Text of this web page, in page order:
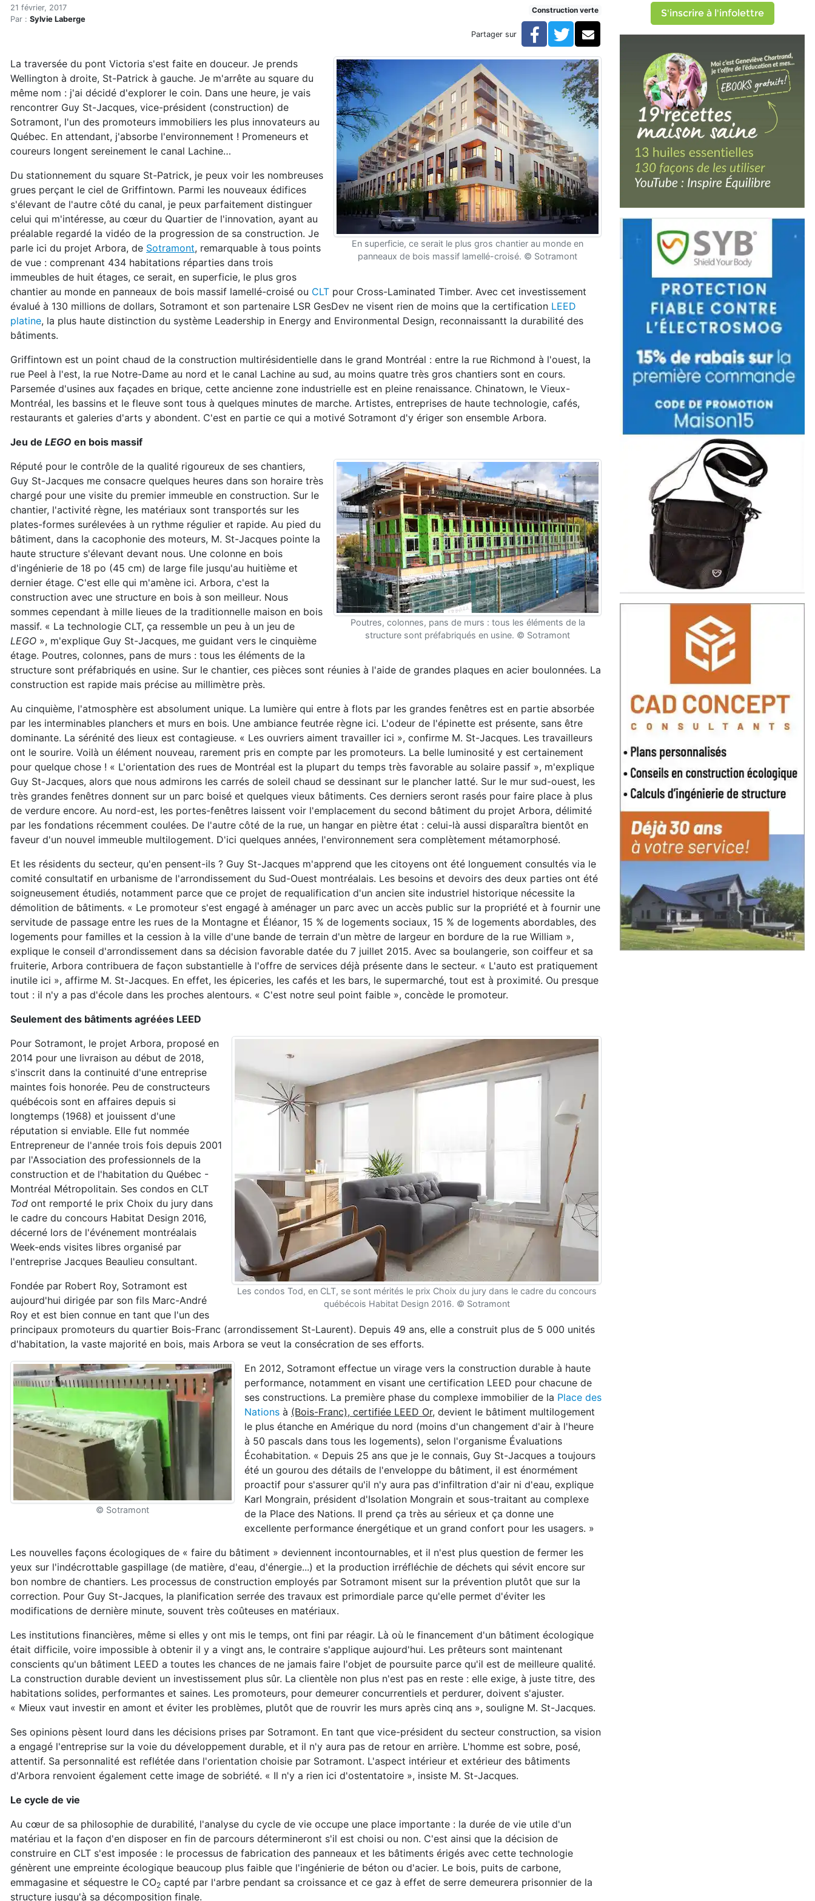
Accueil
Articles
Arbora : condos de huit étages en bois lamellé-croisé
Arbora : condos de huit étages en bois lamellé-croisé
21 février, 2017
Par : Sylvie Laberge
Construction verte
Partager sur Facebook
TwitterCourriel
En superficie, ce serait le plus gros chantier au monde en
panneaux de bois massif lamellé-croisé. © Sotramont
La traversée du pont Victoria s'est faite en douceur. Je prends
Wellington à droite, St-Patrick à gauche. Je m'arrête au square du
même nom : j'ai décidé d'explorer le coin. Dans une heure, je vais
rencontrer Guy St-Jacques, vice-président (construction) de
Sotramont, l'un des promoteurs immobiliers les plus innovateurs au
Québec. En attendant, j'absorbe l'environnement ! Promeneurs et
coureurs longent sereinement le canal Lachine…
Du stationnement du square St-Patrick, je peux voir les nombreuses
grues perçant le ciel de Griffintown. Parmi les nouveaux édifices
s'élevant de l'autre côté du canal, je peux parfaitement distinguer
celui qui m'intéresse, au cœur du Quartier de l'innovation, ayant au
préalable regardé la vidéo de la progression de sa construction. Je
parle ici du projet Arbora, de Sotramont, remarquable à tous points
de vue : comprenant 434 habitations réparties dans trois
immeubles de huit étages, ce serait, en superficie, le plus gros
chantier au monde en panneaux de bois massif lamellé-croisé ou CLT pour Cross-Laminated Timber. Avec cet investissement
évalué à 130 millions de dollars, Sotramont et son partenaire LSR GesDev ne visent rien de moins que la certification LEED
platine, la plus haute distinction du système Leadership in Energy and Environmental Design, reconnaissantt la durabilité des
bâtiments.
Griffintown est un point chaud de la construction multirésidentielle dans le grand Montréal : entre la rue Richmond à l'ouest, la
rue Peel à l'est, la rue Notre-Dame au nord et le canal Lachine au sud, au moins quatre très gros chantiers sont en cours.
Parsemée d'usines aux façades en brique, cette ancienne zone industrielle est en pleine renaissance. Chinatown, le Vieux-
Montréal, les bassins et le fleuve sont tous à quelques minutes de marche. Artistes, entreprises de haute technologie, cafés,
restaurants et galeries d'arts y abondent. C'est en partie ce qui a motivé Sotramont d'y ériger son ensemble Arbora.
Jeu de LEGO en bois massif
Poutres, colonnes, pans de murs : tous les éléments de la
structure sont préfabriqués en usine. © Sotramont
Réputé pour le contrôle de la qualité rigoureux de ses chantiers,
Guy St-Jacques me consacre quelques heures dans son horaire très
chargé pour une visite du premier immeuble en construction. Sur le
chantier, l'activité règne, les matériaux sont transportés sur les
plates-formes surélevées à un rythme régulier et rapide. Au pied du
bâtiment, dans la cacophonie des moteurs, M. St-Jacques pointe la
haute structure s'élevant devant nous. Une colonne en bois
d'ingénierie de 18 po (45 cm) de large file jusqu'au huitième et
dernier étage. C'est elle qui m'amène ici. Arbora, c'est la
construction avec une structure en bois à son meilleur. Nous
sommes cependant à mille lieues de la traditionnelle maison en bois
massif. « La technologie CLT, ça ressemble un peu à un jeu de
LEGO », m'explique Guy St-Jacques, me guidant vers le cinquième
étage. Poutres, colonnes, pans de murs : tous les éléments de la
structure sont préfabriqués en usine. Sur le chantier, ces pièces sont réunies à l'aide de grandes plaques en acier boulonnées. La
construction est rapide mais précise au millimètre près.
Au cinquième, l'atmosphère est absolument unique. La lumière qui entre à flots par les grandes fenêtres est en partie absorbée
par les interminables planchers et murs en bois. Une ambiance feutrée règne ici. L'odeur de l'épinette est présente, sans être
dominante. La sérénité des lieux est contagieuse. « Les ouvriers aiment travailler ici », confirme M. St-Jacques. Les travailleurs
ont le sourire. Voilà un élément nouveau, rarement pris en compte par les promoteurs. La belle luminosité y est certainement
pour quelque chose ! « L'orientation des rues de Montréal est la plupart du temps très favorable au solaire passif », m'explique
Guy St-Jacques, alors que nous admirons les carrés de soleil chaud se dessinant sur le plancher latté. Sur le mur sud-ouest, les
très grandes fenêtres donnent sur un parc boisé et quelques vieux bâtiments. Ces derniers seront rasés pour faire place à plus
de verdure encore. Au nord-est, les portes-fenêtres laissent voir l'emplacement du second bâtiment du projet Arbora, délimité
par les fondations récemment coulées. De l'autre côté de la rue, un hangar en piètre état : celui-là aussi disparaîtra bientôt en
faveur d'un nouvel immeuble multilogement. D'ici quelques années, l'environnement sera complètement métamorphosé.
Et les résidents du secteur, qu'en pensent-ils ? Guy St-Jacques m'apprend que les citoyens ont été longuement consultés via le
comité consultatif en urbanisme de l'arrondissement du Sud-Ouest montréalais. Les besoins et devoirs des deux parties ont été
soigneusement étudiés, notamment parce que ce projet de requalification d'un ancien site industriel historique nécessite la
démolition de bâtiments. « Le promoteur s'est engagé à aménager un parc avec un accès public sur la propriété et à fournir une
servitude de passage entre les rues de la Montagne et Éléanor, 15 % de logements sociaux, 15 % de logements abordables, des
logements pour familles et la cession à la ville d'une bande de terrain d'un mètre de largeur en bordure de la rue William »,
explique le conseil d'arrondissement dans sa décision favorable datée du 7 juillet 2015. Avec sa boulangerie, son coiffeur et sa
fruiterie, Arbora contribuera de façon substantielle à l'offre de services déjà présente dans le secteur. « L'auto est pratiquement
inutile ici », affirme M. St-Jacques. En effet, les épiceries, les cafés et les bars, le supermarché, tout est à proximité. Ou presque
tout : il n'y a pas d'école dans les proches alentours. « C'est notre seul point faible », concède le promoteur.
Seulement des bâtiments agréées LEED
Les condos Tod, en CLT, se sont mérités le prix Choix du jury dans le cadre du concours
québécois Habitat Design 2016. © Sotramont
Pour Sotramont, le projet Arbora, proposé en
2014 pour une livraison au début de 2018,
s'inscrit dans la continuité d'une entreprise
maintes fois honorée. Peu de constructeurs
québécois sont en affaires depuis si
longtemps (1968) et jouissent d'une
réputation si enviable. Elle fut nommée
Entrepreneur de l'année trois fois depuis 2001
par l'Association des professionnels de la
construction et de l'habitation du Québec -
Montréal Métropolitain. Ses condos en CLT
Tod ont remporté le prix Choix du jury dans
le cadre du concours Habitat Design 2016,
décerné lors de l'événement montréalais
Week-ends visites libres organisé par
l'entreprise Jacques Beaulieu consultant.
Fondée par Robert Roy, Sotramont est
aujourd'hui dirigée par son fils Marc-André
Roy et est bien connue en tant que l'un des
principaux promoteurs du quartier Bois-Franc (arrondissement St-Laurent). Depuis 49 ans, elle a construit plus de 5 000 unités
d'habitation, la vaste majorité en bois, mais Arbora se veut la consécration de ses efforts.
© Sotramont
En 2012, Sotramont effectue un virage vers la construction durable à haute
performance, notamment en visant une certification LEED pour chacune de
ses constructions. La première phase du complexe immobilier de la Place des
Nations à (Bois-Franc), certifiée LEED Or, devient le bâtiment multilogement
le plus étanche en Amérique du nord (moins d'un changement d'air à l'heure
à 50 pascals dans tous les logements), selon l'organisme Évaluations
Écohabitation. « Depuis 25 ans que je le connais, Guy St-Jacques a toujours
été un gourou des détails de l'enveloppe du bâtiment, il est énormément
proactif pour s'assurer qu'il n'y aura pas d'infiltration d'air ni d'eau, explique
Karl Mongrain, président d'Isolation Mongrain et sous-traitant au complexe
de la Place des Nations. Il prend ça très au sérieux et ça donne une
excellente performance énergétique et un grand confort pour les usagers. »
Les nouvelles façons écologiques de « faire du bâtiment » deviennent incontournables, et il n'est plus question de fermer les
yeux sur l'indécrottable gaspillage (de matière, d'eau, d'énergie...) et la production irréfléchie de déchets qui sévit encore sur
bon nombre de chantiers. Les processus de construction employés par Sotramont misent sur la prévention plutôt que sur la
correction. Pour Guy St-Jacques, la planification serrée des travaux est primordiale parce qu'elle permet d'éviter les
modifications de dernière minute, souvent très coûteuses en matériaux.
Les institutions financières, même si elles y ont mis le temps, ont fini par réagir. Là où le financement d'un bâtiment écologique
était difficile, voire impossible à obtenir il y a vingt ans, le contraire s'applique aujourd'hui. Les prêteurs sont maintenant
conscients qu'un bâtiment LEED a toutes les chances de ne jamais faire l'objet de poursuite parce qu'il est de meilleure qualité.
La construction durable devient un investissement plus sûr. La clientèle non plus n'est pas en reste : elle exige, à juste titre, des
habitations solides, performantes et saines. Les promoteurs, pour demeurer concurrentiels et perdurer, doivent s'ajuster.
« Mieux vaut investir en amont et éviter les problèmes, plutôt que de rouvrir les murs après cinq ans », souligne M. St-Jacques.
Ses opinions pèsent lourd dans les décisions prises par Sotramont. En tant que vice-président du secteur construction, sa vision
a engagé l'entreprise sur la voie du développement durable, et il n'y aura pas de retour en arrière. L'homme est sobre, posé,
attentif. Sa personnalité est reflétée dans l'orientation choisie par Sotramont. L'aspect intérieur et extérieur des bâtiments
d'Arbora renvoient également cette image de sobriété. « Il n'y a rien ici d'ostentatoire », insiste M. St-Jacques.
Le cycle de vie
Au cœur de sa philosophie de durabilité, l'analyse du cycle de vie occupe une place importante : la durée de vie utile d'un
matériau et la façon d'en disposer en fin de parcours détermineront s'il est choisi ou non. C'est ainsi que la décision de
construire en CLT s'est imposée : le processus de fabrication des panneaux et les bâtiments érigés avec cette technologie
génèrent une empreinte écologique beaucoup plus faible que l'ingénierie de béton ou d'acier. Le bois, puits de carbone,
emmagasine et séquestre le CO2 capté par l'arbre pendant sa croissance et ce gaz à effet de serre demeurera prisonnier de la
structure jusqu'à sa décomposition finale.
S'inscrire à l'infolettre